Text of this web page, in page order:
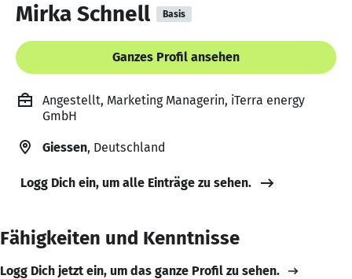
Mirka Schnell Basis
Ganzes Profil ansehen
Angestellt, Marketing Managerin, iTerra energy
GmbH
Giessen, Deutschland
Logg Dich ein, um alle Einträge zu sehen.
Fähigkeiten und Kenntnisse
Logg Dich jetzt ein, um das ganze Profil zu sehen.